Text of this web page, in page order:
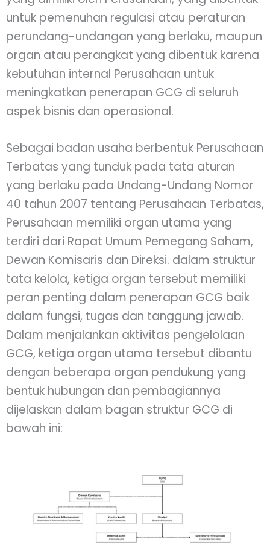
untuk pemenuhan regulasi atau peraturan
perundang-undangan yang berlaku, maupun
organ atau perangkat yang dibentuk karena
kebutuhan internal Perusahaan untuk
meningkatkan penerapan GCG di seluruh
aspek bisnis dan operasional.
Sebagai badan usaha berbentuk Perusahaan
Terbatas yang tunduk pada tata aturan
yang berlaku pada Undang-Undang Nomor
40 tahun 2007 tentang Perusahaan Terbatas,
Perusahaan memiliki organ utama yang
terdiri dari Rapat Umum Pemegang Saham,
Dewan Komisaris dan Direksi. dalam struktur
tata kelola, ketiga organ tersebut memiliki
peran penting dalam penerapan GCG baik
dalam fungsi, tugas dan tanggung jawab.
Dalam menjalankan aktivitas pengelolaan
GCG, ketiga organ utama tersebut dibantu
dengan beberapa organ pendukung yang
bentuk hubungan dan pembagiannya
dijelaskan dalam bagan struktur GCG di
bawah ini: